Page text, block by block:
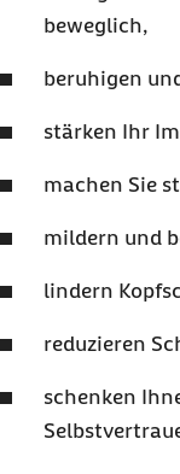
beweglich,
beruhigen
stärken Ihr
machen Sie
mildern und
lindern
reduzieren
schenken